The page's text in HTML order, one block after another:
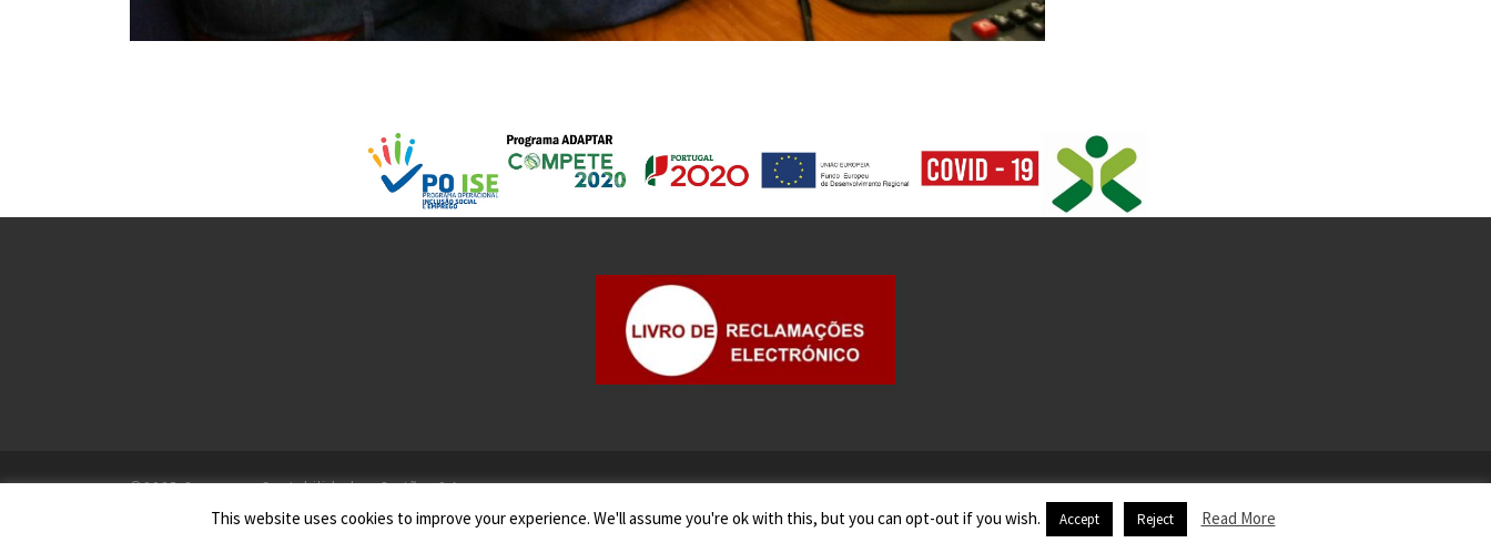
©2025 Gesseven - Contabilidade e Gestão, S.A.
Todos os Direitos Reservados
This website uses cookies to improve your experience. We'll assume you're ok with this, but you can opt-out if you wish. Accept Reject Read More